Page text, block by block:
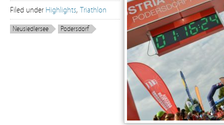
Filed under Highlights, Triathlon
Neusiedlersee Podersdorf